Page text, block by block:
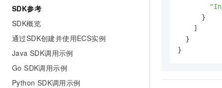
SDK参考
SDK概览
通过SDK创建并使用ECS实例
Java SDK调用示例
Go SDK调用示例
Python SDK调用示例
      }
    ]
  }
}